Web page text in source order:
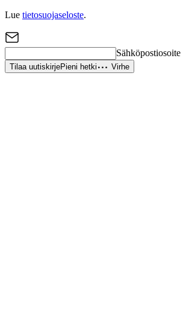
Lue tietosuojaseloste.
Sähköpostiosoite
Tilaa uutiskirjePieni hetki Virhe